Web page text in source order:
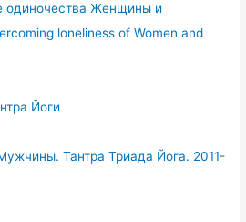
одиночества Женщины и
loneliness of Women and
Йоги
Тантра Триада Йога. 2011-